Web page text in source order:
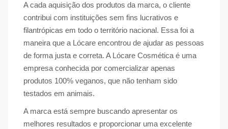
A cada aquisição dos produtos da marca, o cliente
contribui com instituições sem fins lucrativos e
filantrópicas em todo o território nacional. Essa foi a
maneira que a Lócare encontrou de ajudar as pessoas
de forma justa e correta. A Lócare Cosmética é uma
empresa conhecida por comercializar apenas
produtos 100% veganos, que não tenham sido
testados em animais.
A marca está sempre buscando apresentar os
melhores resultados e proporcionar uma excelente